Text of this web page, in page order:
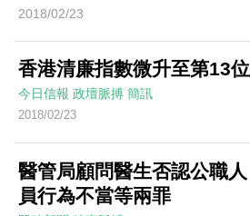
2018/02/23
香港清廉指數微升至第13位
今日信報 政壇脈搏 簡訊
2018/02/23
醫管局顧問醫生否認公職人
員行為不當等兩罪